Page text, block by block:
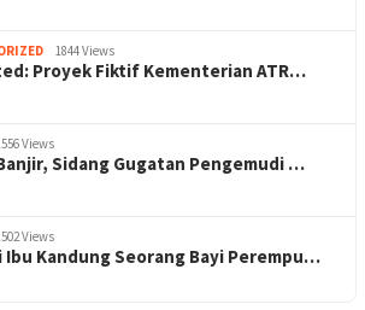
1844 Views
Proyek Fiktif Kementerian ATR…
Views
Sidang Gugatan Pengemudi …
Views
Ibu Kandung Seorang Bayi Perempu…